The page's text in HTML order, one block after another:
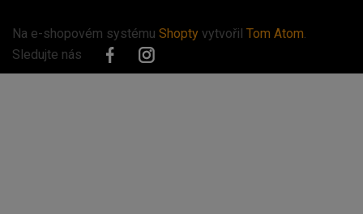
Na e-shopovém systému Shopty vytvořil Tom Atom.
Sledujte nás